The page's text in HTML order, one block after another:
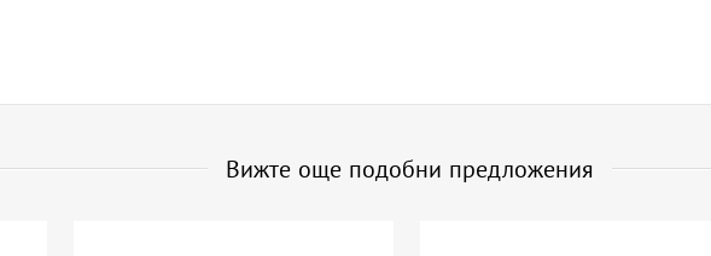
Вижте още подобни предложения